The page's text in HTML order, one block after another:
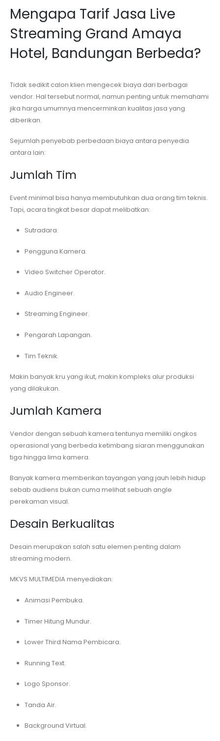
Mengapa Tarif Jasa Live
Streaming Grand Amaya
Hotel, Bandungan Berbeda?
Tidak sedikit calon klien mengecek biaya dari berbagai
vendor. Hal tersebut normal, namun penting untuk memahami
jika harga umumnya mencerminkan kualitas jasa yang
diberikan.
Sejumlah penyebab perbedaan biaya antara penyedia
antara lain:
Jumlah Tim
Event minimal bisa hanya membutuhkan dua orang tim teknis.
Tapi, acara tingkat besar dapat melibatkan:
Sutradara.
Pengguna Kamera.
Video Switcher Operator.
Audio Engineer.
Streaming Engineer.
Pengarah Lapangan.
Tim Teknik.
Makin banyak kru yang ikut, makin kompleks alur produksi
yang dilakukan.
Jumlah Kamera
Vendor dengan sebuah kamera tentunya memiliki ongkos
operasional yang berbeda ketimbang siaran menggunakan
tiga hingga lima kamera.
Banyak kamera memberikan tayangan yang jauh lebih hidup
sebab audiens bukan cuma melihat sebuah angle
perekaman visual.
Desain Berkualitas
Desain merupakan salah satu elemen penting dalam
streaming modern.
MKVS MULTIMEDIA menyediakan:
Animasi Pembuka.
Timer Hitung Mundur.
Lower Third Nama Pembicara.
Running Text.
Logo Sponsor.
Tanda Air.
Background Virtual.